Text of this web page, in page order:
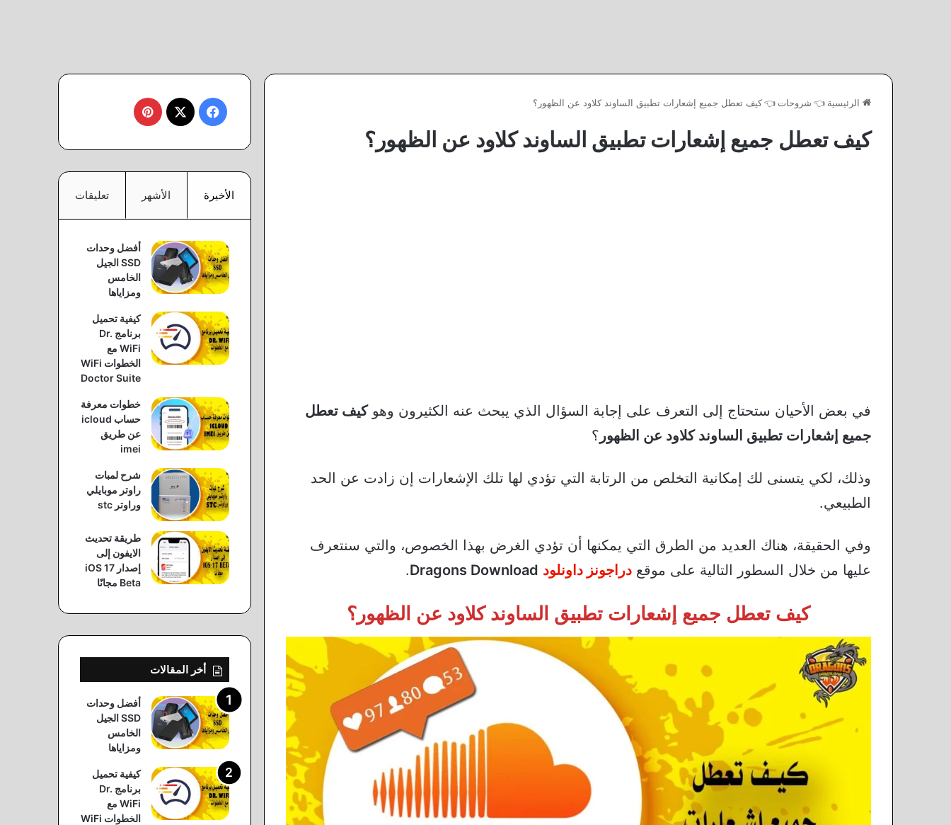
الرئيسية 👈 شروحات 👈 كيف تعطل جميع إشعارات تطبيق الساوند كلاود عن الظهور؟
كيف تعطل جميع إشعارات تطبيق الساوند كلاود عن الظهور؟
في بعض الأحيان ستحتاج إلى التعرف على إجابة السؤال الذي يبحث عنه الكثيرون وهوكيف تعطل
جميع إشعارات تطبيق الساوند كلاود عن الظهور ؟
وذلك، لكي يتسنى لك إمكانية التخلص من الرتابة التي تؤدي لها تلك الإشعارات إن زادت عن الحد
الطبيعي.
وفي الحقيقة، هناك العديد من الطرق التي يمكنها أن تؤدي الغرض بهذا الخصوص، والتي سنتعرف
عليها من خلال السطور التالية على موقعدراجونز داونلود Dragons Download
.
كيف تعطل جميع إشعارات تطبيق الساوند كلاود عن الظهور؟
فيسبوك
‫X بينتيريست
الأخيرة الأشهر تعليقات
أفضل وحدات
SSD الجيل
الخامس
ومزاياها
كيفية تحميل
برنامج Dr.
WiFi مع
الخطوات WiFi
Doctor Suite
خطوات معرفة
حساب icloud
عن طريق
imei
شرح لمبات
راوتر موبايلي
وراوتر stc
طريقة تحديث
الايفون إلى
إصدار iOS 17
Beta مجانًا
أخر المقالات
أفضل وحدات
SSD الجيل
الخامس
ومزاياها
كيفية تحميل
برنامج Dr.
WiFi مع
الخطوات WiFi